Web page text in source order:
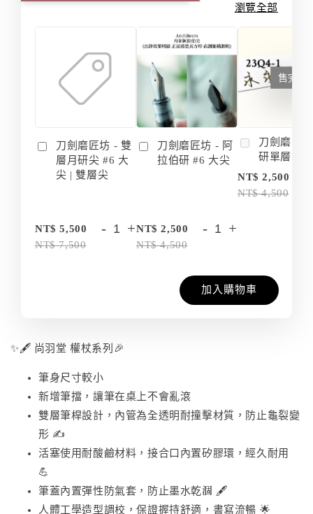
瀏覽全部
刀劍磨匠坊 - 雙
層月研尖 #6 大
尖 | 雙層尖
NT$ 5,500
NT$ 7,500
- +
刀劍磨匠坊 - 阿
拉伯研 #6 大尖
NT$ 2,500
NT$ 4,500
- +
售完
刀劍磨匠
研單層訂
NT$ 2,500
NT$ 4,500
加入購物車
✨🖋️ 尚羽堂 權杖系列🎉
筆身尺寸較小
新增筆擋，讓筆在桌上不會亂滾
雙層筆桿設計，內管為全透明耐撞擊材質，防止龜裂變
形 ✍️
活塞使用耐酸鹼材料，接合口內置矽膠環，經久耐用
💪
筆蓋內置彈性防氣套，防止墨水乾涸 🖋️
人體工學造型調校，保證握持舒適，書寫流暢 🌟